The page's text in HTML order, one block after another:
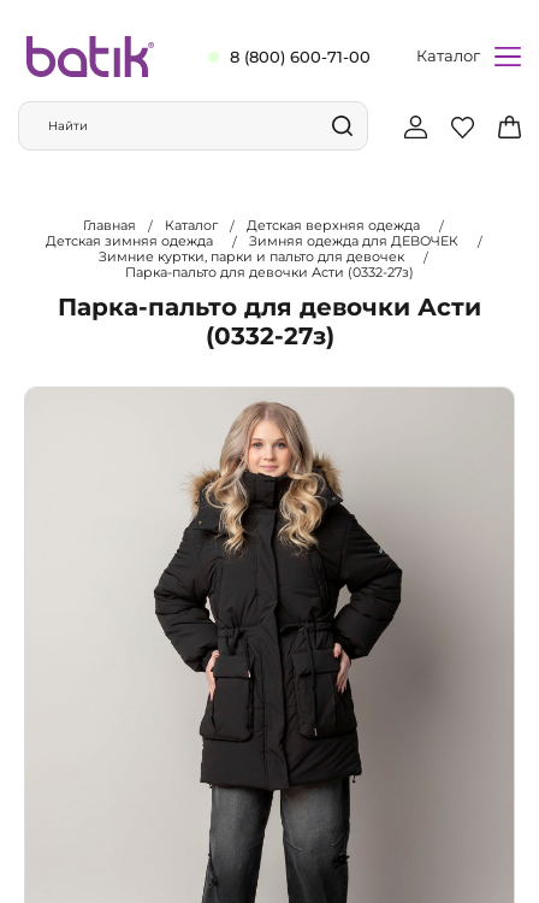
8 (800) 600-71-00 Каталог
Главная Каталог
Детская верхняя одежда
Детская зимняя одежда
Зимняя одежда для ДЕВОЧЕК
Зимние куртки, парки и пальто для девочек
Парка-пальто для девочки Асти (0332-27з)
Парка-пальто для девочки Асти
(0332-27з)